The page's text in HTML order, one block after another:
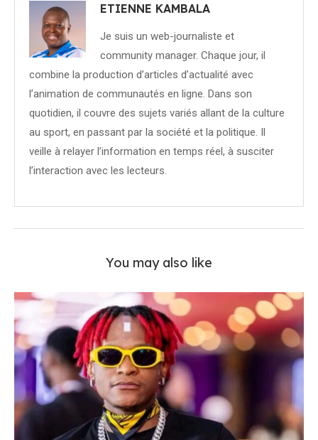
ETIENNE KAMBALA
Je suis un web-journaliste et
community manager. Chaque jour, il
combine la production d’articles d’actualité avec
l’animation de communautés en ligne. Dans son
quotidien, il couvre des sujets variés allant de la culture
au sport, en passant par la société et la politique. Il
veille à relayer l’information en temps réel, à susciter
l’interaction avec les lecteurs.
You may also like